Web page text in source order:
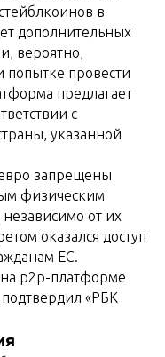
в
дополнительных
вероятно,
попытке провести
предлагает
с
указанной
запрещены
физическим
от их
оказался доступ
ЕС.
p2p-платформе
«РБК